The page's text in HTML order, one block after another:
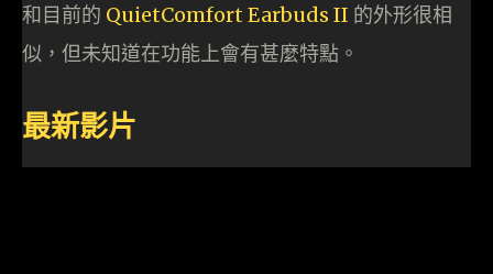
和目前的 QuietComfort Earbuds II 的外形很相
似，但未知道在功能上會有甚麼特點。
最新影片